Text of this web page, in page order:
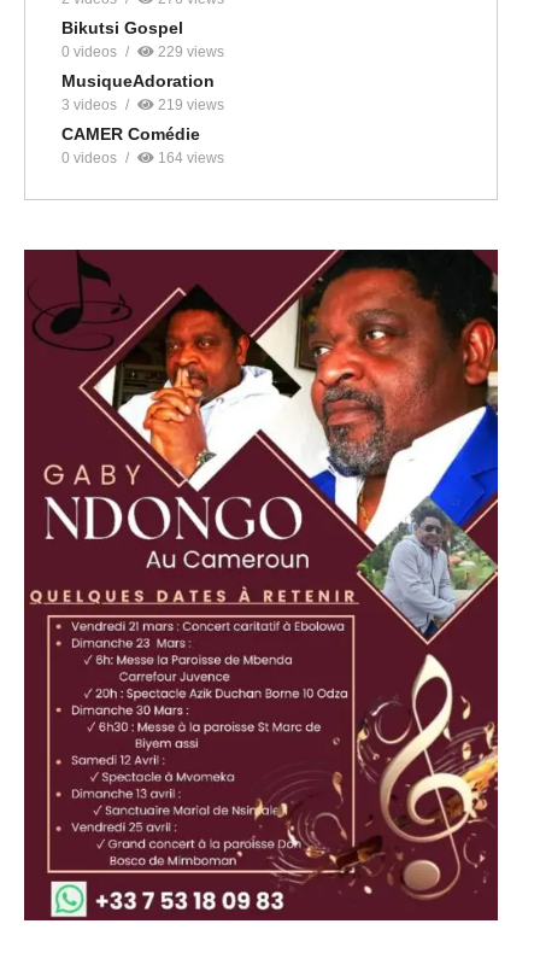
Bikutsi Gospel
0 videos 229 views
MusiqueAdoration
3 videos 219 views
CAMER Comédie
0 videos 164 views